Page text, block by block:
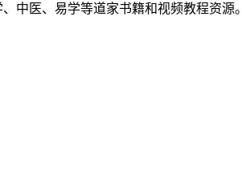
中医、易学等道家书籍和视频教程资源。